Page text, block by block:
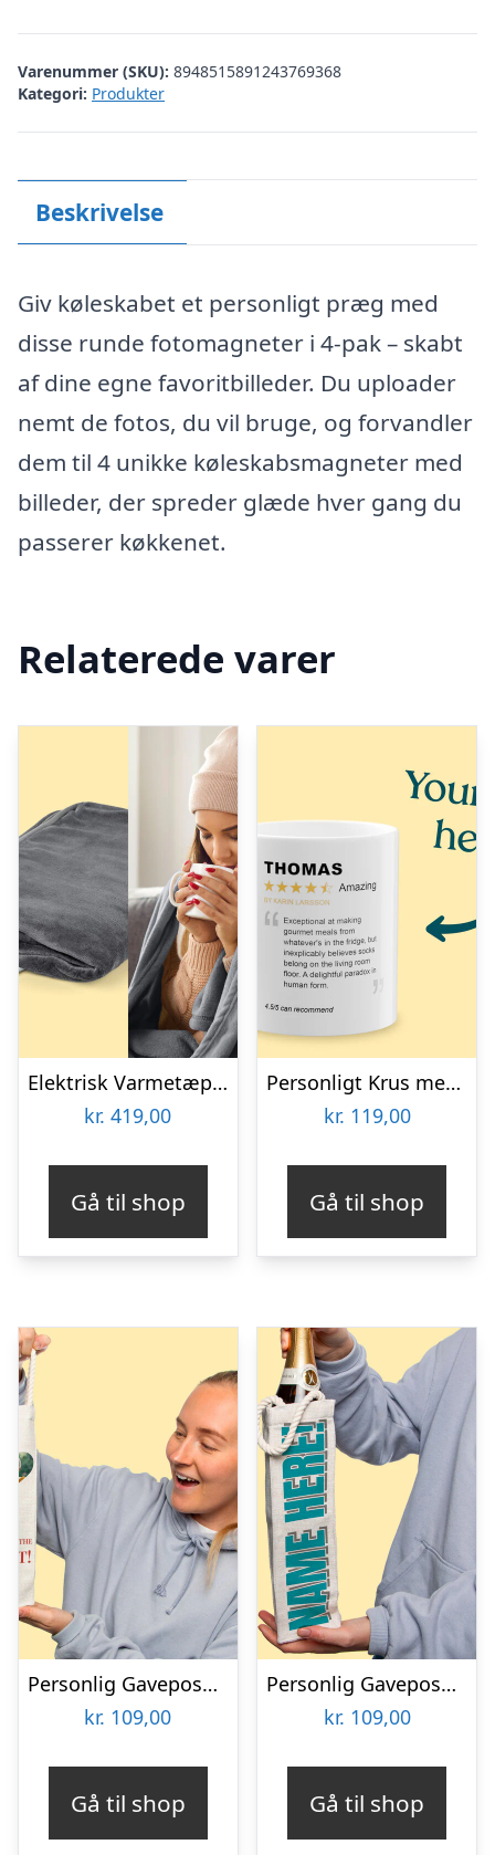
Varenummer (SKU): 8948515891243769368
Kategori: Produkter
Beskrivelse
Giv køleskabet et personligt præg med
disse runde fotomagneter i 4-pak – skabt
af dine egne favoritbilleder. Du uploader
nemt de fotos, du vil bruge, og forvandler
dem til 4 unikke køleskabsmagneter med
billeder, der spreder glæde hver gang du
passerer køkkenet.
Relaterede varer
Elektrisk Varmetæppe – Cozy
kr. 419,00
Gå til shop
Personligt Krus med Positiv Bedømmelse
kr. 119,00
Gå til shop
Personlig Gavepose til vin med Fotohjerte & Tekst
kr. 109,00
Gå til shop
Personlig Gavepose til vin med Tekst
kr. 109,00
Gå til shop